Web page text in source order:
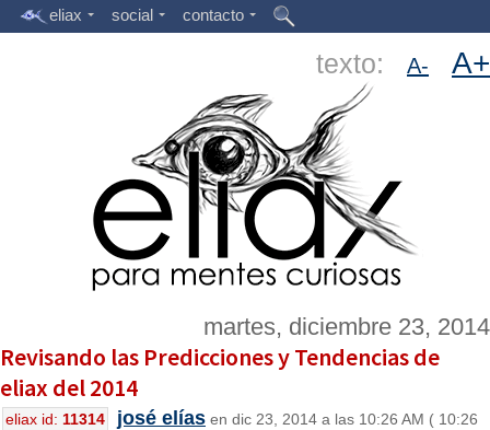
eliax social contacto
texto: A- A+
martes, diciembre 23, 2014
Revisando las Predicciones y Tendencias de
eliax del 2014
eliax id: 11314 josé elías en dic 23, 2014 a las 10:26 AM ( 10:26